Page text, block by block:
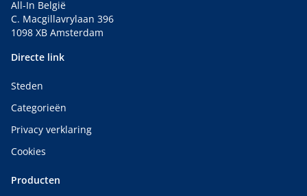
All-In België
C. Macgillavrylaan 396
1098 XB Amsterdam
Directe link
Steden
Categorieën
Privacy verklaring
Cookies
Producten